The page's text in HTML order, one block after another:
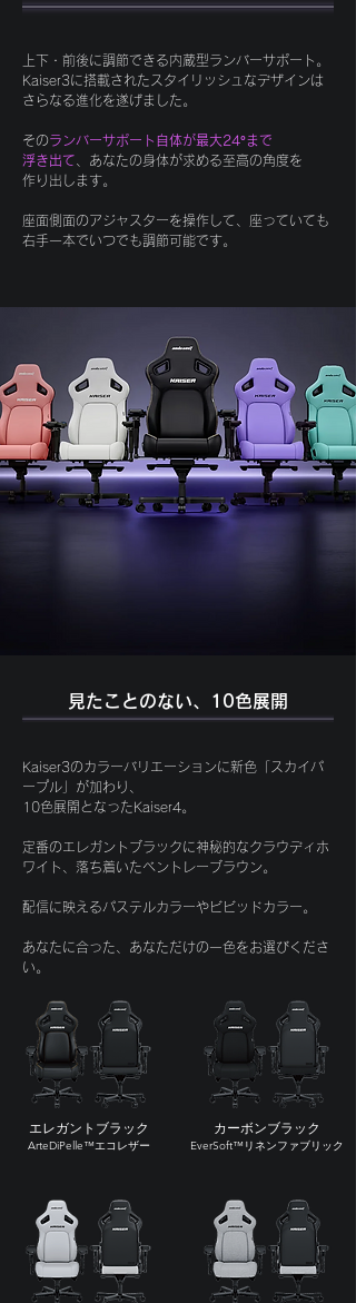
上下・前後に調節できる内蔵型ランバーサポート。
Kaiser3に搭載されたスタイリッシュなデザインは
さらなる進化を遂げました。
そのランバーサポート自体が最大24°まで
浮き出て 、あなたの身体が求める至高の角度を
作り出します。
座面側面のアジャスターを操作して、座っていても
右手一本でいつでも調節可能です。
​見たことのない、10色展開
Kaiser3のカラーバリエーションに新色「スカイパ
ープル」が加わり、
10色展開となったKaiser4。
定番のエレガントブラックに神秘的なクラウディホ
ワイト、 落ち着いたベントレーブラウン。
配信に映えるパステルカラーやビビッドカラー。
​あなたに合った、あなただけの一色をお選びくださ
い。
エレガントブラック
ArteDiPelle™エコレザー
​カーボンブラック
EverSoft™リネンファブリック